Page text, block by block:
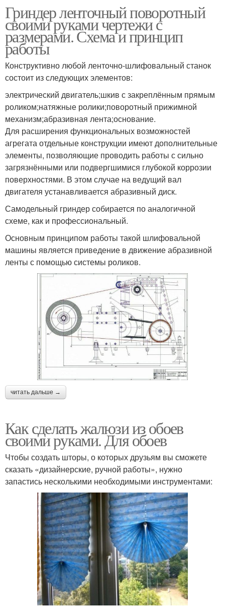
Гриндер ленточный поворотный
своими руками чертежи с
размерами. Схема и принцип
работы
Конструктивно любой ленточно-шлифовальный станок
состоит из следующих элементов:
электрический двигатель;шкив с закреплённым прямым
роликом;натяжные ролики;поворотный прижимной
механизм;абразивная лента;основание.
Для расширения функциональных возможностей
агрегата отдельные конструкции имеют дополнительные
элементы, позволяющие проводить работы с сильно
загрязнёнными или подвергшимися глубокой коррозии
поверхностями. В этом случае на ведущий вал
двигателя устанавливается абразивный диск.
Самодельный гриндер собирается по аналогичной
схеме, как и профессиональный.
Основным принципом работы такой шлифовальной
машины является приведение в движение абразивной
ленты с помощью системы роликов.
читать дальше →
Как сделать жалюзи из обоев
своими руками. Для обоев
Чтобы создать шторы, о которых друзьям вы сможете
сказать «дизайнерские, ручной работы», нужно
запастись несколькими необходимыми инструментами: